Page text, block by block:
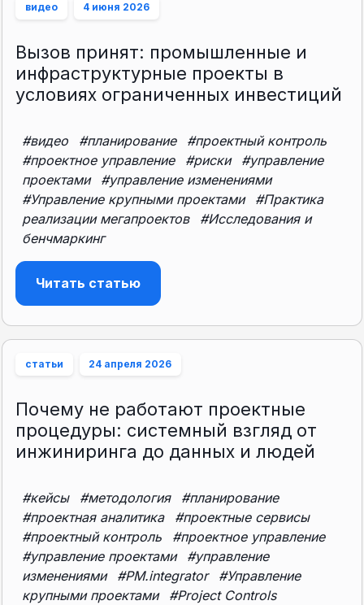
видео 4 июня 2026
Вызов принят: промышленные и
инфраструктурные проекты в
условиях ограниченных инвестиций
#видео #планирование
#проектный контроль
#проектное управление
#риски
#управление
проектами
#управление изменениями
#Управление крупными проектами
#Практика
реализации мегапроектов
#Исследования и
бенчмаркинг
Читать статью
статьи 24 апреля 2026
Почему не работают проектные
процедуры: системный взгляд от
инжиниринга до данных и людей
#кейсы #методология
#планирование
#проектная аналитика
#проектные сервисы
#проектный контроль
#проектное управление
#управление проектами
#управление
изменениями
#PM.integrator
#Управление
крупными проектами
#Project Controls